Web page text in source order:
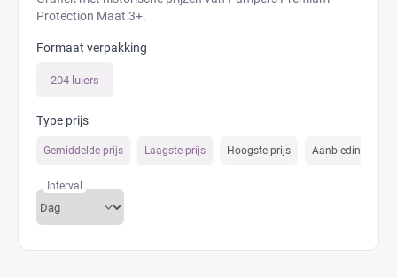
Protection Maat 3+.
Formaat verpakking
204 luiers
Type prijs
Gemiddelde prijs Laagste prijs Hoogste prijs Aanbiedings prijs
Interval